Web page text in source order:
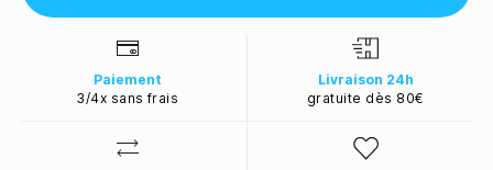
Paiement
3/4x sans frais
Livraison 24h
gratuite dès 80€